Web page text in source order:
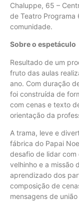
Chaluppe, 65 –
de Teatro Programa
comunidade.
Sobre o espetáculo
Resultado de um
fruto das aulas
ano. Com duração
foi construída de
com cenas e texto
orientação da
A trama, leve e
fábrica do Papai
desafio de lidar com
velhinho e a missão
aprendizado dos
composição de
mensagens de